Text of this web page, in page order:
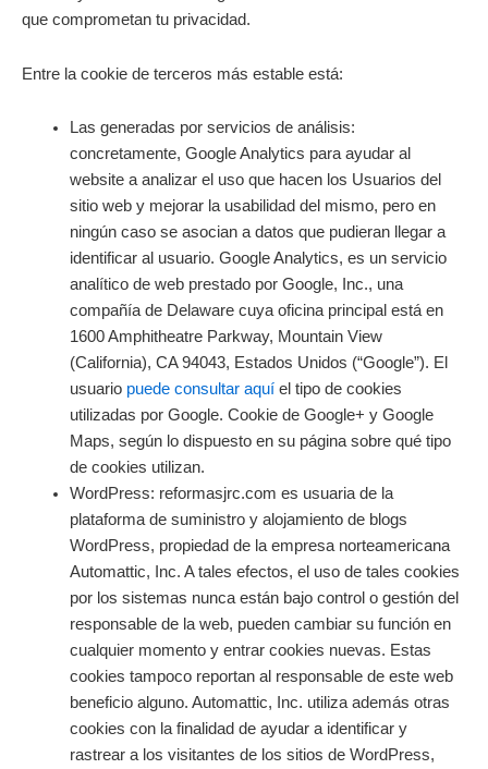
que comprometan tu privacidad.
Entre la cookie de terceros más estable está:
Las generadas por servicios de análisis:
concretamente, Google Analytics para ayudar al
website a analizar el uso que hacen los Usuarios del
sitio web y mejorar la usabilidad del mismo, pero en
ningún caso se asocian a datos que pudieran llegar a
identificar al usuario. Google Analytics, es un servicio
analítico de web prestado por Google, Inc., una
compañía de Delaware cuya oficina principal está en
1600 Amphitheatre Parkway, Mountain View
(California), CA 94043, Estados Unidos (“Google”). El
usuario puede consultar aquíel tipo de cookies
utilizadas por Google. Cookie de Google+ y Google
Maps, según lo dispuesto en su página sobre qué tipo
de cookies utilizan.
WordPress: reformasjrc.com es usuaria de la
plataforma de suministro y alojamiento de blogs
WordPress, propiedad de la empresa norteamericana
Automattic, Inc. A tales efectos, el uso de tales cookies
por los sistemas nunca están bajo control o gestión del
responsable de la web, pueden cambiar su función en
cualquier momento y entrar cookies nuevas. Estas
cookies tampoco reportan al responsable de este web
beneficio alguno. Automattic, Inc. utiliza además otras
cookies con la finalidad de ayudar a identificar y
rastrear a los visitantes de los sitios de WordPress,